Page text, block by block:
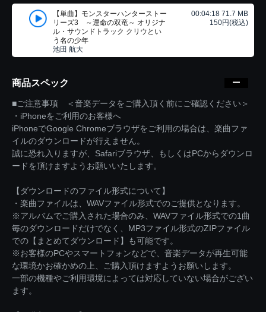
【単曲】モンスターハンターストー
リーズ3 ～運命の双竜～ オリジナ
ル・サウンドトラック クリウとい
う名の少年
池田 航大
00:04:18 71.7 MB
150円(税込)
商品スペック
■ご注意事項 ＜音楽データをご購入頂く前にご確認ください＞
・iPhoneをご利用のお客様へ
iPhoneでGoogle Chromeブラウザをご利用の場合は、楽曲ファ
イルのダウンロードが行えません。
誠に恐れ入りますが、Safariブラウザ、もしくはPCからダウンロ
ードを頂けますようお願いいたします。
【ダウンロードのファイル形式について】
・楽曲ファイルは、WAVファイル形式でのご提供となります。
※アルバムでご購入された場合のみ、WAVファイル形式での1曲
毎のダウンロードだけでなく、MP3ファイル形式のZIPファイル
での【まとめてダウンロード】も可能です。
※お客様のPCやスマートフォンなどで、音楽データが再生可能
な環境かお確かめの上、ご購入頂けますようお願いします。
一部の機種やご利用環境によっては対応していない場合がござい
ます。